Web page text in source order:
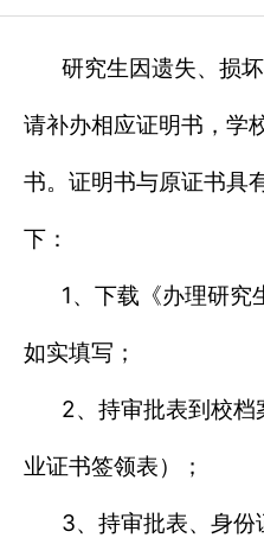
研究生因遗失、损
请补办相应证明书，学
书。证明书与原证书具
下：
1、 下载《办理研究
如实填写；
2、 持审批表到校档
业证书签领表）；
3、 持审批表、身份